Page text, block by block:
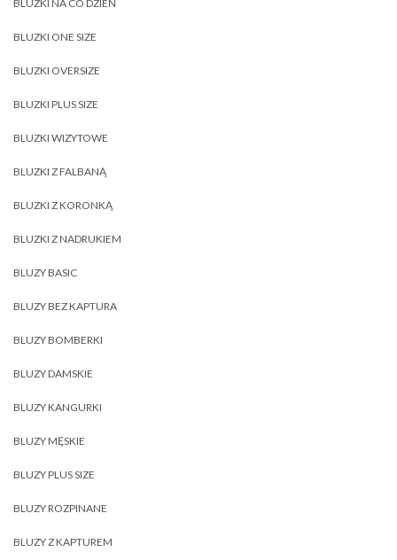
BLUZKI NA CO DZIEŃ
BLUZKI ONE SIZE
BLUZKI OVERSIZE
BLUZKI PLUS SIZE
BLUZKI WIZYTOWE
BLUZKI Z FALBANĄ
BLUZKI Z KORONKĄ
BLUZKI Z NADRUKIEM
BLUZY BASIC
BLUZY BEZ KAPTURA
BLUZY BOMBERKI
BLUZY DAMSKIE
BLUZY KANGURKI
BLUZY MĘSKIE
BLUZY PLUS SIZE
BLUZY ROZPINANE
BLUZY Z KAPTUREM